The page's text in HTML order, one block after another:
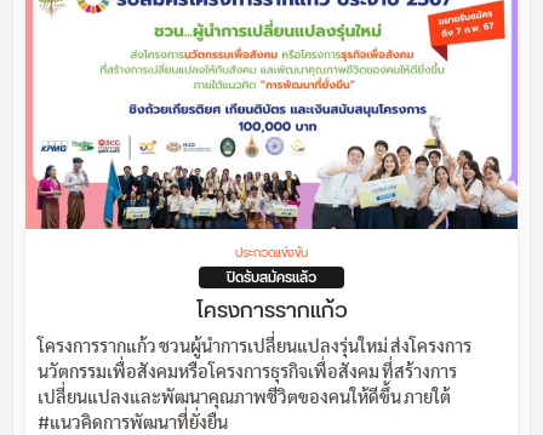
ประกวดแข่งขัน
ปิดรับสมัครแล้ว
โครงการรากแก้ว
โครงการรากแก้ว ชวนผู้นำการเปลี่ยนแปลงรุ่นใหม่ ส่งโครงการ
นวัตกรรมเพื่อสังคมหรือโครงการธุรกิจเพื่อสังคม ที่สร้างการ
เปลี่ยนแปลงและพัฒนาคุณภาพชีวิตของคนให้ดีขึ้น ภายใต้
#แนวคิดการพัฒนาที่ยั่งยืน